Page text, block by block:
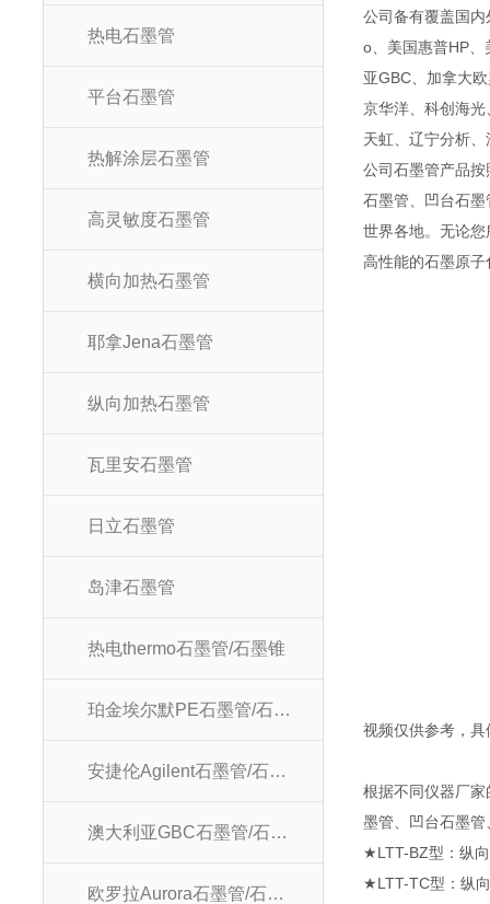
热电石墨管
平台石墨管
热解涂层石墨管
高灵敏度石墨管
横向加热石墨管
耶拿Jena石墨管
纵向加热石墨管
瓦里安石墨管
日立石墨管
岛津石墨管
热电thermo石墨管/石墨锥
珀金埃尔默PE石墨管/石墨锥
安捷伦Agilent石墨管/石墨锥
澳大利亚GBC石墨管/石墨锥
欧罗拉Aurora石墨管/石墨锥
公司备有覆盖国
o 、美国惠普HP
亚GBC 、加拿大
京华洋、科创海
天虹、辽宁分析
公司石墨管产品
石墨管、凹台石
世界各地。无论
高性能的石墨原
视频仅供参考，
根据不同仪器厂
墨管、凹台石墨
★LTT-BZ型：纵
★LTT-TC型：纵